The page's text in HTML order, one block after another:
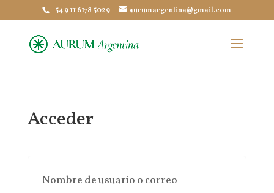
+54 9 11 6178 5029 aurumargentina@gmail.com
Acceder
Nombre de usuario o correo